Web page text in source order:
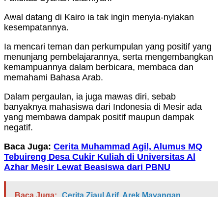
Awal datang di Kairo ia tak ingin menyia-nyiakan
kesempatannya.
Ia mencari teman dan perkumpulan yang positif yang
menunjang pembelajarannya, serta mengembangkan
kemampuannya dalam berbicara, membaca dan
memahami Bahasa Arab.
Dalam pergaulan, ia juga mawas diri, sebab
banyaknya mahasiswa dari Indonesia di Mesir ada
yang membawa dampak positif maupun dampak
negatif.
Baca Juga: Cerita Muhammad Agil, Alumus MQ
Tebuireng Desa Cukir Kuliah di Universitas Al
Azhar Mesir Lewat Beasiswa dari PBNU